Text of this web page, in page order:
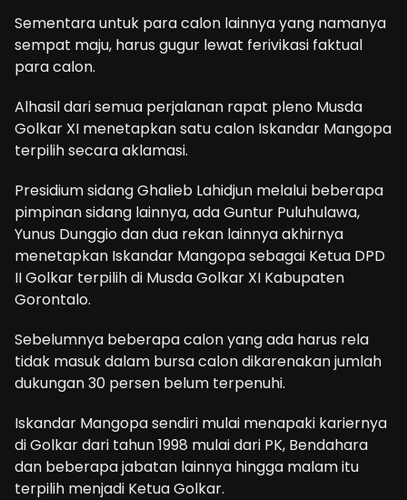
Sementara untuk para calon lainnya yang namanya
sempat maju, harus gugur lewat ferivikasi faktual
para calon.
Alhasil dari semua perjalanan rapat pleno Musda
Golkar XI menetapkan satu calon Iskandar Mangopa
terpilih secara aklamasi.
Presidium sidang Ghalieb Lahidjun melalui beberapa
pimpinan sidang lainnya, ada Guntur Puluhulawa,
Yunus Dunggio dan dua rekan lainnya akhirnya
menetapkan Iskandar Mangopa sebagai Ketua DPD
II Golkar terpilih di Musda Golkar XI Kabupaten
Gorontalo.
Sebelumnya beberapa calon yang ada harus rela
tidak masuk dalam bursa calon dikarenakan jumlah
dukungan 30 persen belum terpenuhi.
Iskandar Mangopa sendiri mulai menapaki kariernya
di Golkar dari tahun 1998 mulai dari PK, Bendahara
dan beberapa jabatan lainnya hingga malam itu
terpilih menjadi Ketua Golkar.